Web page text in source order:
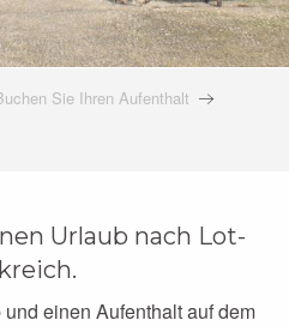
Sie Ihren Aufenthalt
Urlaub nach Lot-
einen Aufenthalt auf dem